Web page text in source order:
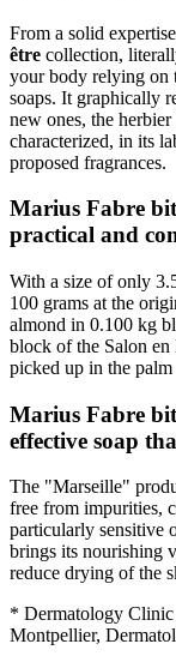
From a solid
être collection,
your body relying on
soaps. It graphically
new ones, the
characterized, in its
proposed fragrances.
Marius Fabre
practical and
With a size of only
100 grams at the
almond in 0.100 kg
block of the Salon en
picked up in the
Marius Fabre
effective soap
The "Marseille"
free from impurities,
particularly sensitive
brings its nourishing
reduce drying of the
* Dermatology
Montpellier,